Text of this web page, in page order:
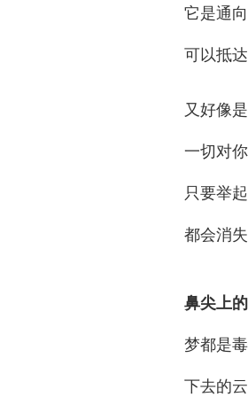
它是通
可以抵
又好像
一切对
只要举
都会消失
鼻尖上
梦都是
下去的云